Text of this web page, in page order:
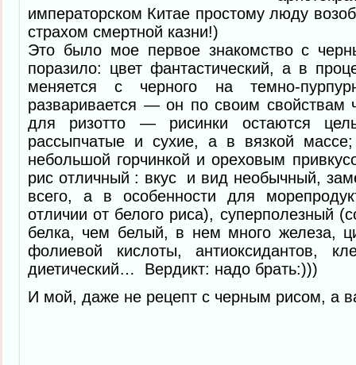
императорском Китае простому люду
страхом смертной казни!)
Это было мое первое знакомство с
поразило: цвет фантастический, а в
меняется с черного на темно-
разваривается — он по своим свойствам
для ризотто — рисинки остаются
рассыпчатые и сухие, а в вязкой
небольшой горчинкой и ореховым
рис отличный : вкус и вид необычный,
всего, а в особенности для
отличии от белого риса), суперполезный
белка, чем белый, в нем много железа,
фолиевой кислоты, антиоксидантов,
диетический… Вердикт: надо брать:)))
И мой, даже не рецепт с черным рисом, а